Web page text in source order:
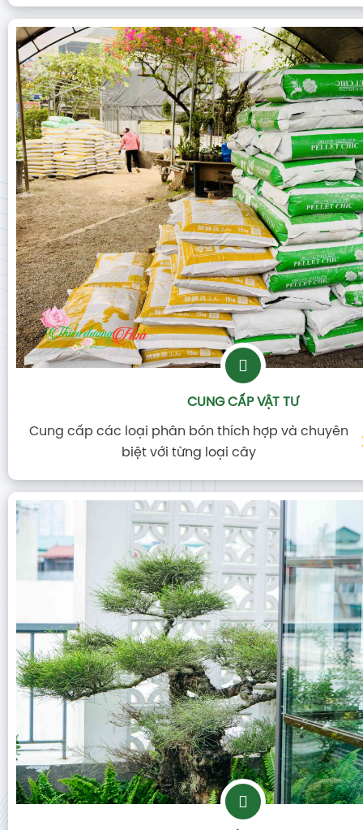
CUNG CẤP VẬT TƯ
Cung cấp các loại phân bón thích hợp và chuyên
biệt với từng loại cây